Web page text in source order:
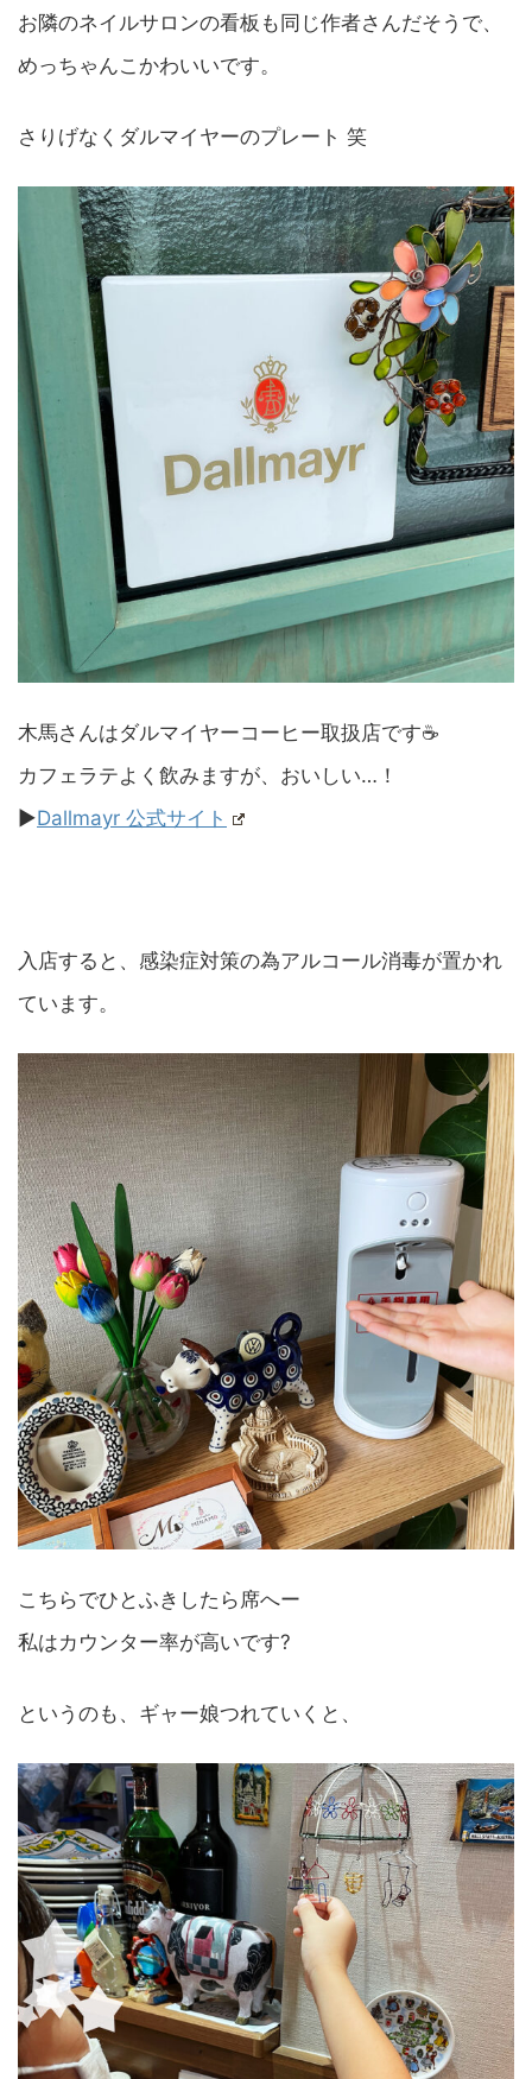
お隣のネイルサロンの看板も同じ作者さんだそうで、
めっちゃんこかわいいです。
さりげなくダルマイヤーのプレート 笑
木馬さんはダルマイヤーコーヒー取扱店です☕️
カフェラテよく飲みますが、おいしい…！
▶︎Dallmayr 公式サイト
入店すると、感染症対策の為アルコール消毒が置かれ
ています。
こちらでひとふきしたら席へー
私はカウンター率が高いです?
というのも、ギャー娘つれていくと、